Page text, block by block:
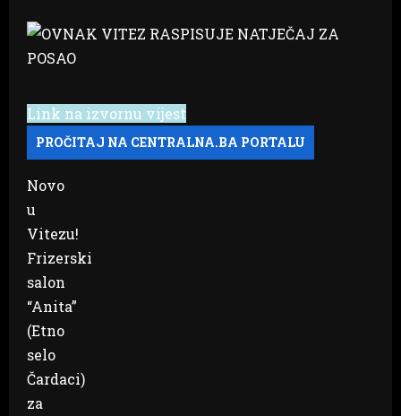
Link na izvornu vijest
Novo
u
Vitezu!
Frizerski
salon
“Anita”
(Etno
selo
Čardaci)
za